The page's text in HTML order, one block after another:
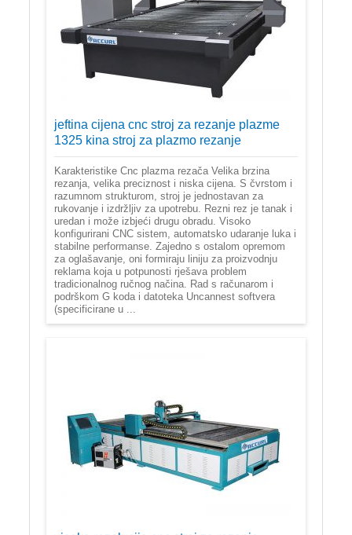
jeftina cijena cnc stroj za rezanje plazme
1325 kina stroj za plazmo rezanje
Karakteristike Cnc plazma rezača Velika brzina
rezanja, velika preciznost i niska cijena. S čvrstom i
razumnom strukturom, stroj je jednostavan za
rukovanje i izdržljiv za upotrebu. Rezni rez je tanak i
uredan i može izbjeći drugu obradu. Visoko
konfigurirani CNC sistem, automatsko udaranje luka i
stabilne performanse. Zajedno s ostalom opremom
za oglašavanje, oni formiraju liniju za proizvodnju
reklama koja u potpunosti rješava problem
tradicionalnog ručnog načina. Rad s računarom i
podrškom G koda i datoteka Uncannest softvera
(specificirane u ...